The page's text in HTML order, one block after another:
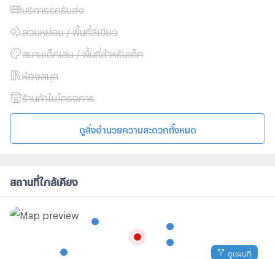
บริการรถรับส่ง
สวนหย่อม / พื้นที่สีเขียว
สนามเด็กเล่น / พื้นที่สำหรับเด็ก
ห้องสมุด
ร้านค้าในโครงการ
ดูสิ่งอำนวยความสะดวกทั้งหมด
สถานที่ใกล้เคียง
ดูแผนที่